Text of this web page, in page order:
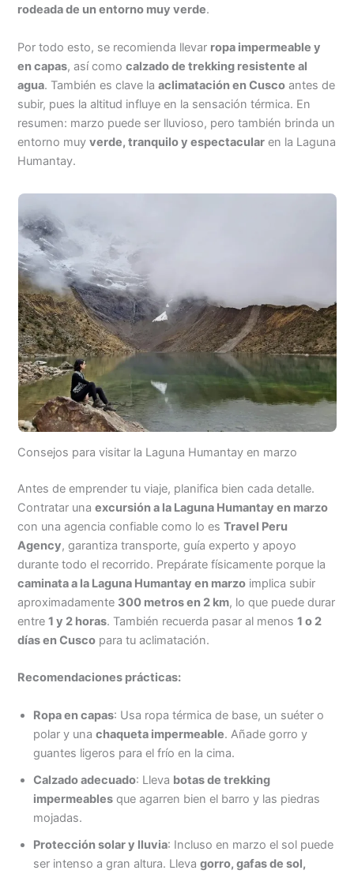
rodeada de un entorno muy verde.
Por todo esto, se recomienda llevar ropa impermeable y
en capas, así comocalzado de trekking resistente al
agua. También es clave laaclimatación en Cusco antes de
subir, pues la altitud influye en la sensación térmica. En
resumen: marzo puede ser lluvioso, pero también brinda un
entorno muyverde, tranquilo y espectacular en la Laguna
Humantay.
Consejos para visitar la Laguna Humantay en marzo
Antes de emprender tu viaje, planifica bien cada detalle.
Contratar unaexcursión a la Laguna Humantay en marzo
con una agencia confiable como lo esTravel Peru
Agency, garantiza transporte, guía experto y apoyo
durante todo el recorrido. Prepárate físicamente porque la
caminata a la Laguna Humantay en marzo implica subir
aproximadamente 300 metros en 2 km, lo que puede durar
entre1 y 2 horas. También recuerda pasar al menos1 o 2
días en Cusco para tu aclimatación.
Recomendaciones prácticas:
Ropa en capas: Usa ropa térmica de base, un suéter o
polar y unachaqueta impermeable. Añade gorro y
guantes ligeros para el frío en la cima.
Calzado adecuado: Lleva botas de trekking
impermeables que agarren bien el barro y las piedras
mojadas.
Protección solar y lluvia: Incluso en marzo el sol puede
ser intenso a gran altura. Llevagorro, gafas de sol,